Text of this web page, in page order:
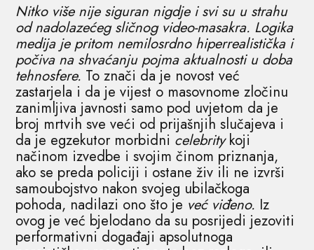
Nitko više nije siguran nigdje i svi su u strahu
od nadolazećeg sličnog video-masakra. Logika
medija je pritom nemilosrdno hiperrealistička i
počiva na shvaćanju pojma aktualnosti u doba
tehnosfere. To znači da je novost već
zastarjela i da je vijest o masovnome zločinu
zanimljiva javnosti samo pod uvjetom da je
broj mrtvih sve veći od prijašnjih slučajeva i
da je egzekutor morbidni celebritykoji
načinom izvedbe i svojim činom priznanja,
ako se preda policiji i ostane živ ili ne izvrši
samoubojstvo nakon svojeg ubilačkoga
pohoda, nadilazi ono što je već viđeno. Iz
ovog je već bjelodano da su posrijedi jezoviti
performativni događaji apsolutnoga